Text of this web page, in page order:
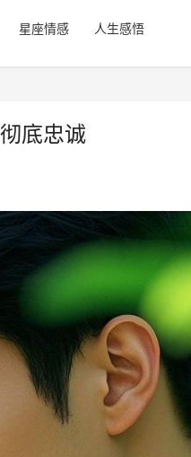
星座情感 人生感悟
底忠诚
男人真分手的表现